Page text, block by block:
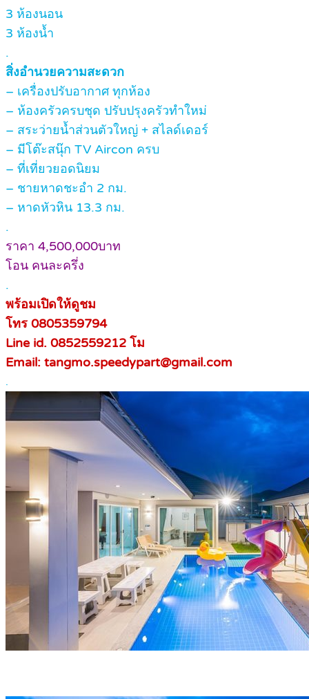
3 ห้องนอน
3 ห้องน้ำ
.
สิ่งอำนวยความสะดวก
– เครื่องปรับอากาศ ทุกห้อง
– ห้องครัวครบชุด ปรับปรุงครัวทำใหม่
– สระว่ายน้ำส่วนตัวใหญ่ + สไลด์เดอร์
– มีโต๊ะสนุ๊ก TV Aircon ครบ
– ที่เที่ยวยอดนิยม
– ชายหาดชะอำ 2 กม.
– หาดหัวหิน 13.3 กม.
.
ราคา 4,500,000บาท
โอน คนละครึ่ง
.
พร้อมเปิดให้ดูชม
โทร 0805359794
Line id. 0852559212 โม
Email: tangmo.speedypart@gmail.com
.